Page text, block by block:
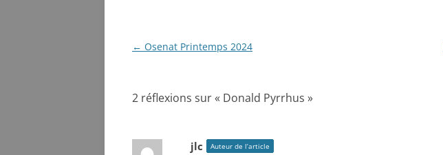
Navigation
← Osenat Printemps 2024
2 réflexions sur « Donald Pyrrhus »
jlc Auteur de l’article